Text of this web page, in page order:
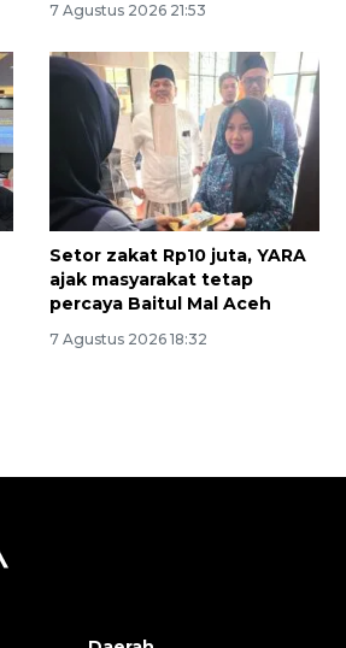
7 Agustus 2026 21:53
Setor zakat Rp10 juta, YARA
ajak masyarakat tetap
percaya Baitul Mal Aceh
7 Agustus 2026 18:32